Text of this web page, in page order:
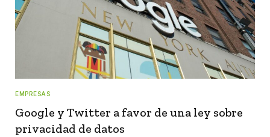
EMPRESAS
Google y Twitter a favor de una ley sobre
privacidad de datos